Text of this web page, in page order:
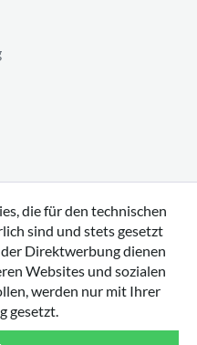
die für den technischen
sind und stets gesetzt
Direktwerbung dienen
Websites und sozialen
werden nur mit Ihrer
gesetzt.